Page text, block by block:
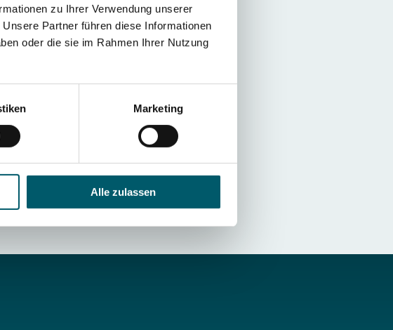
zu Ihrer Verwendung unserer
Partner führen diese Informationen
oder die sie im Rahmen Ihrer Nutzung
Marketing
Alle zulassen
von der Auslagerungstemperatur
an?
bis zur optimalen
erzielen.